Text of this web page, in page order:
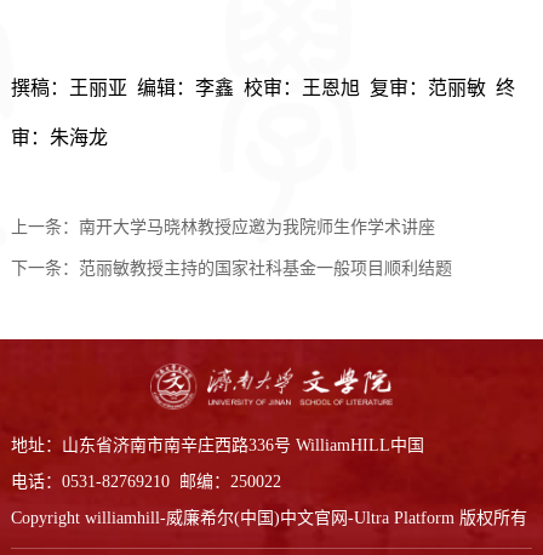
撰稿： 王丽亚 编辑：李鑫 校审：王恩旭 复审：范丽敏 终
审：朱海龙
上一条： 南开大学马晓林教授应邀为我院师生作学术讲座
下一条： 范丽敏教授主持的国家社科基金一般项目顺利结题
地址：山东省济南市南辛庄西路336号 WilliamHILL中国
电话：0531-82769210 邮编：250022
Copyright williamhill-威廉希尔(中国)中文官网-Ultra Platform 版权所有